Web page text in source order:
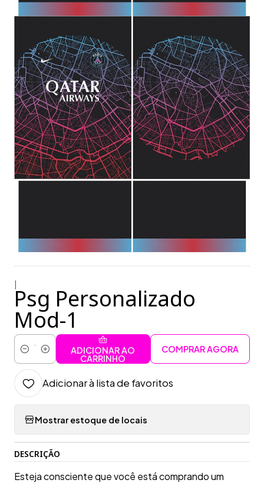
Psg Personalizado
Mod-1
Quantidade
ADICIONAR AO
CARRINHO
COMPRAR AGORA
Adicionar à lista de favoritos
Mostrar estoque de locais
DESCRIÇÃO
Esteja consciente que você está comprando um